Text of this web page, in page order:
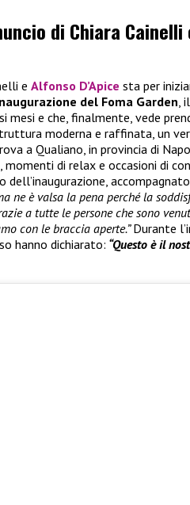
di Chiara
e Alfonso D’Apice sta per
del Foma Garden,
mesi e che, finalmente, vede
moderna e raffinata, un
a Qualiano, in provincia di
di relax e occasioni di
dell’inaugurazione,
ne è valsa la pena perché la
a tutte le persone che sono
con le braccia aperte.”Durante
hanno dichiarato: “Questo è il